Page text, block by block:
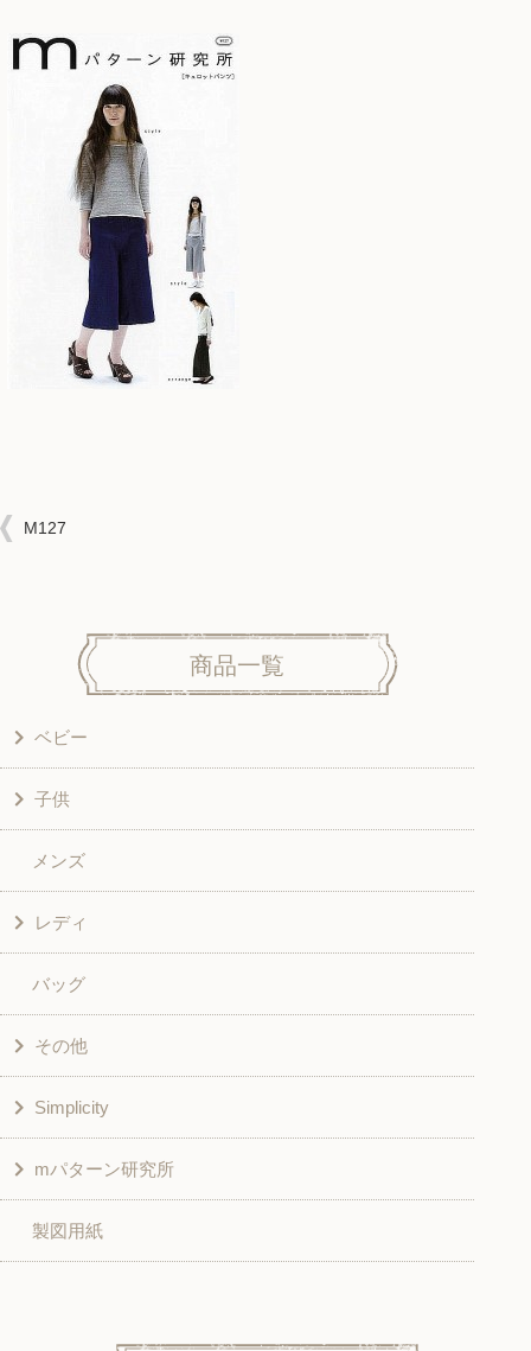
M127
商品一覧
ベビー
洋服
和風衣類
グッズ
子供
ワンピース
シャツ・ブラウス
スカート・パンツ
和風衣類
入園入学グッズ
その他
メンズ
レディ
シャツ・ブラウス
チュニック
ワンピース
ベスト・ジャケット・コート
スカート
バッグ
その他
学校家庭科教材用
その他
Simplicity
こども＆ベビー
ボトムス
mパターン研究所
子供服
製図用紙